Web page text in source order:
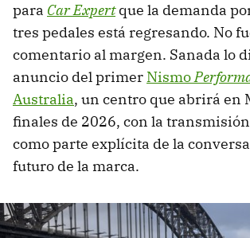
para Car Expertque la demanda
tres pedales está regresando. No
comentario al margen. Sanada lo
anuncio del primer Nismo
Australia, un centro que abrirá en
finales de 2026, con la
como parte explícita de la
futuro de la marca.